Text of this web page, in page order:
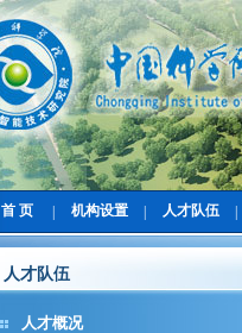
首 页 机构设置 人才队伍
人才队伍
人才概况